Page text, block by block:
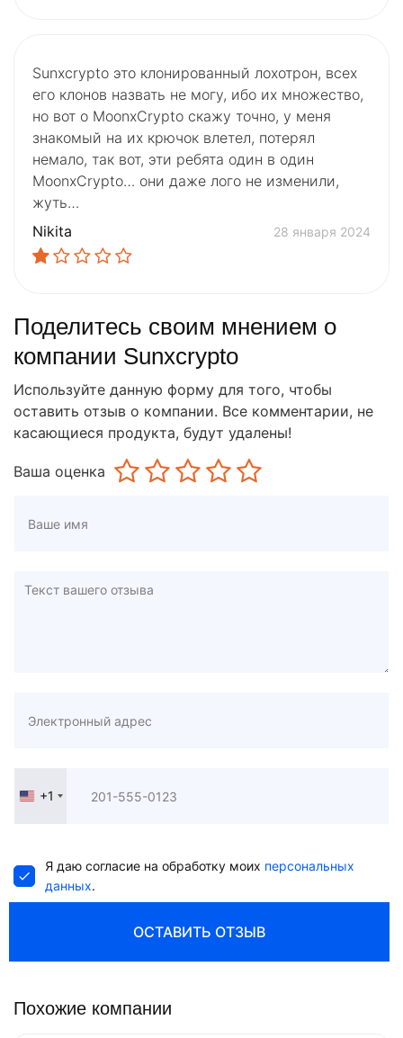
Sunxcrypto это клонированный лохотрон, всех
его клонов назвать не могу, ибо их множество,
но вот о MoonxCrypto скажу точно, у меня
знакомый на их крючок влетел, потерял
немало, так вот, эти ребята один в один
MoonxCrypto… они даже лого не изменили,
жуть…
Nikita
28 января 2024
Поделитесь своим мнением о
компании Sunxcrypto
Используйте данную форму для того, чтобы
оставить отзыв о компании. Все комментарии, не
касающиеся продукта, будут удалены!
Ваша оценка
United
+1
Я даю согласие на обработку моих персональных
данных.
ОСТАВИТЬ ОТЗЫВ
Похожие компании